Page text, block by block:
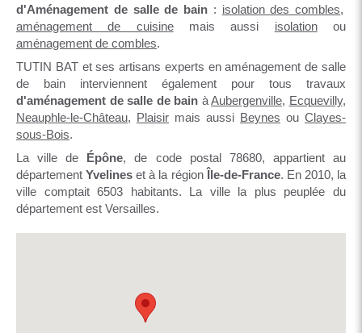
d'Aménagement de salle de bain : isolation des combles,
aménagement de cuisinemais aussi isolationou
aménagement de combles.
TUTIN BAT et ses artisans experts en aménagement de salle
de bain interviennent également pour tous travaux
d'aménagement de salle de bain àAubergenville, Ecquevilly,
Neauphle-le-Château, Plaisir mais aussi Beynes ou Clayes-
sous-Bois.
La ville de Épône, de code postal 78680, appartient au
départementYvelines et à la région Île-de-France. En 2010, la
ville comptait 6503 habitants. La ville la plus peuplée du
département est Versailles.